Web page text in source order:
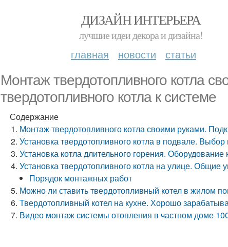
ДИЗАЙН ИНТЕРЬЕРА
лучшие идеи декора и дизайна!
главная новости статьи
Монтаж твердотопливного котла
твердотопливного котла к системе
Содержание
Монтаж твердотопливного котла своими руками.
Установка твердотопливного котла в подвале. Выбор
Установка котла длительного горения. Оборудование
Установка твердотопливного котла на улице. Общие
Порядок монтажных работ
Можно ли ставить твердотопливный котел в жилом
Твердотопливный котел на кухне. Хорошо
Видео монтаж системы отопления в частном доме